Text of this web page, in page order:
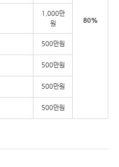
80%
1,000만
원
500만원
500만원
500만원
500만원